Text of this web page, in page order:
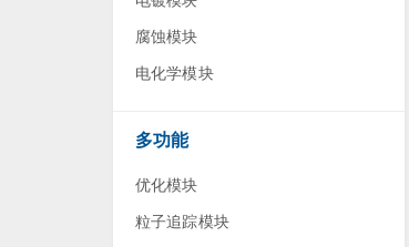
腐蚀模块
电化学模块
多功能
优化模块
粒子追踪模块